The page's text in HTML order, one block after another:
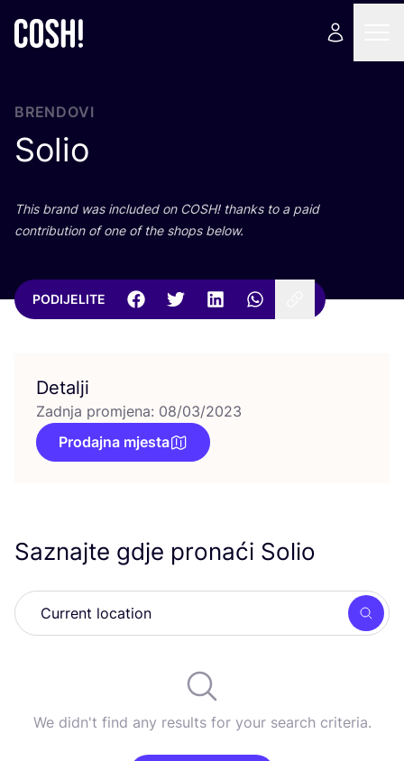
BRENDOVI
Solio
This brand was inclu­ded on COSH! than­ks to a paid
con­tri­bu­ti­on of one of the shops below.
PODIJELITE
Detalji
Zadnja promjena: 08/03/2023
Prodajna mjesta
Saznajte gdje pronaći Solio
We didn't find any results for your search criteria.